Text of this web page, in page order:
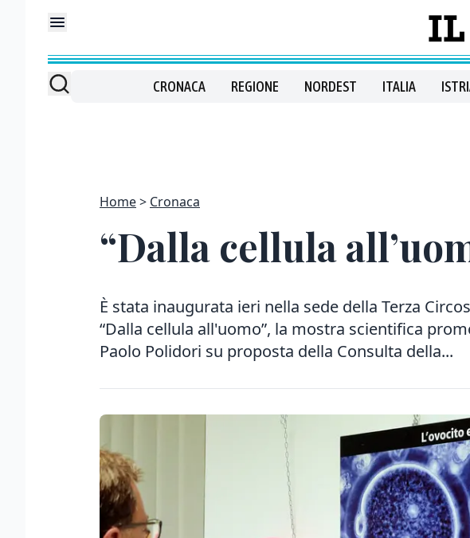
CRONACA REGIONE NORDEST ITALIA
Home Cronaca
“Dalla cellula
È stata inaugurata ieri nella sede della Terza
“Dalla cellula all'uomo”, la mostra scientifica
Paolo Polidori su proposta della Consulta della...